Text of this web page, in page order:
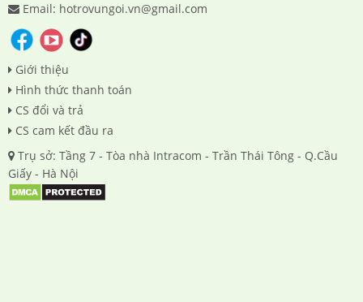
Email: hotrovungoi.vn@gmail.com
Giới thiệu
Hình thức thanh toán
CS đổi và trả
CS cam kết đầu ra
Trụ sở: Tầng 7 - Tòa nhà Intracom - Trần Thái Tông - Q.Cầu
Giấy - Hà Nội